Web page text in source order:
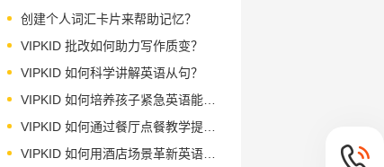
创建个人词汇卡片来帮助记忆？
VIPKID 批改如何助力写作质变？
VIPKID 如何科学讲解英语从句？
VIPKID 如何培养孩子紧急英语能力？
VIPKID 如何通过餐厅点餐教学提升少儿英语应用能力？
VIPKID 如何用酒店场景革新英语教学？